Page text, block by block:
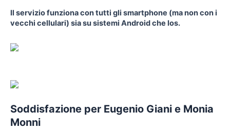
Il servizio funziona con tutti gli smartphone (ma non con i
vecchi cellulari) sia su sistemi Android che Ios.
Soddisfazione per Eugenio Giani e Monia
Monni